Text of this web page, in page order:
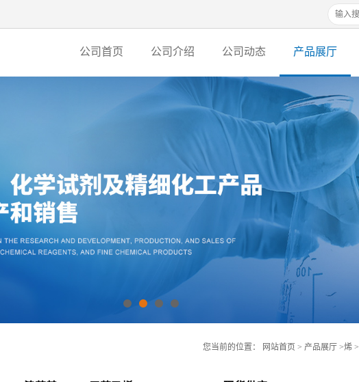
公司首页 公司介绍 公司动态 产品展厅
您当前的位置： 网站首页 > 产品展厅 >烯 >